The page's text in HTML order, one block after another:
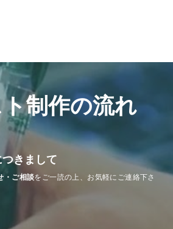
制作の流れ
きまして
・ご相談をご一読の上、お気軽にご連絡下さ